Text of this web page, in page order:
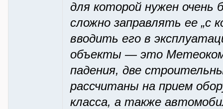
для которой нужен
сложно заправлять ее „с
вводить его в
объекты — это
падения, две
рассчитаны на прием
класса, а также